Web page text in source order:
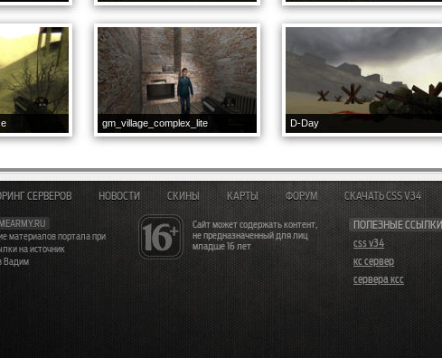
gm_village_complex_lite D-Day
Сайт может содержать контент,
не предназначенный для лиц
младше 16 лет
ПОЛЕЗНЫЕ ССЫЛКИ
css v34
кс сервер
сервера ксс
СЕРВЕРОВ НОВОСТИ СКИНЫ КАРТЫ ФОРУМ СКАЧАТЬ CSS V34
материалов портала при
на источник
Вадим